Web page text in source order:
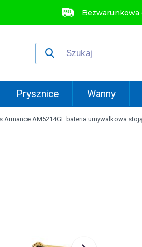
Bezwarunkowa
Prysznice Wanny
Armance AM5214GL bateria umywalkowa